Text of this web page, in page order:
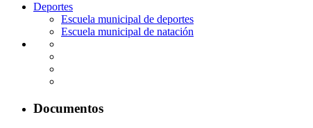
Deportes
Escuela municipal de deportes
Escuela municipal de natación
Documentos